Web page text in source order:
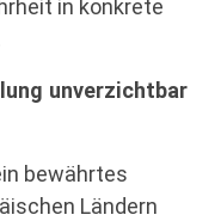
in konkrete
unverzichtbar
bewährtes
Ländern